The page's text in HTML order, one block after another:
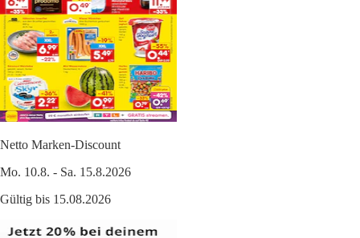
Netto Marken-Discount
Mo. 10.8. - Sa. 15.8.2026
Gültig bis 15.08.2026